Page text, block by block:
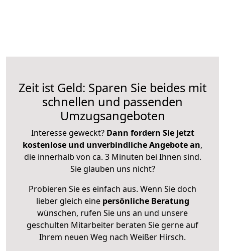
Zeit ist Geld: Sparen Sie beides mit
schnellen und passenden
Umzugsangeboten
Interesse geweckt? Dann fordern Sie jetzt
kostenlose und unverbindliche Angebote an,
die innerhalb von ca. 3 Minuten bei Ihnen sind.
Sie glauben uns nicht?
Probieren Sie es einfach aus. Wenn Sie doch
lieber gleich eine persönliche Beratung
wünschen, rufen Sie uns an und unsere
geschulten Mitarbeiter beraten Sie gerne auf
Ihrem neuen Weg nach Weißer Hirsch.